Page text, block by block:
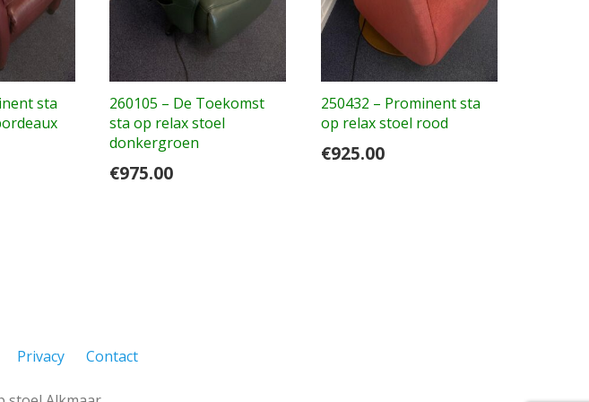
sta
260105 – De Toekomst
sta op relax stoel
donkergroen
€975.00
250432 – Prominent sta
op relax stoel rood
€925.00
Privacy Contact